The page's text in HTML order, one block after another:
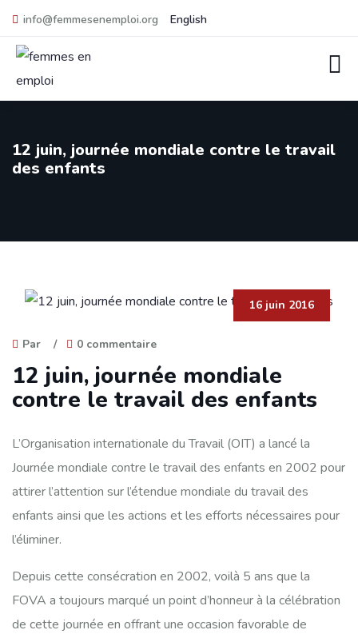
info@femmesenemploi.org English
12 juin, journée mondiale contre le travail
des enfants
16 juin 2016
Par / 0 commentaire
12 juin, journée mondiale
contre le travail des enfants
L’Organisation internationale du Travail (OIT) a lancé la
Journée mondiale contre le travail des enfants en 2002 pour
attirer l’attention sur l’étendue mondiale du travail des
enfants ainsi que les actions et les efforts nécessaires pour
l’éliminer.
Depuis cette consécration en 2002, voilà 5 ans que la
FOVA a toujours marqué un point d’honneur à la célébration
de cette journée en offrant une occasion favorable de